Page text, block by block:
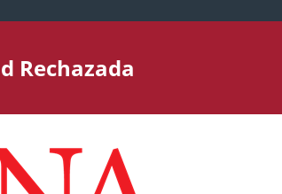
Rechazada